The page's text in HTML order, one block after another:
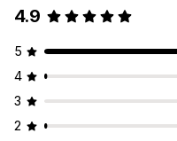
4.9
5
4
3
2